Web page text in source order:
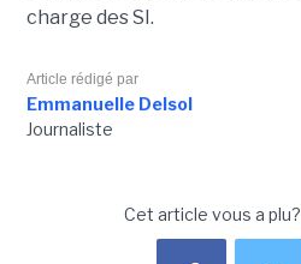
charge des SI.
Article rédigé par
Emmanuelle Delsol
Journaliste
Cet article vous a plu?